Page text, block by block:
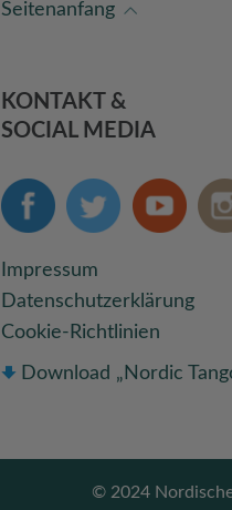
Seitenanfang
KONTAKT &
SOCIAL MEDIA
Impressum
Datenschutzerklärung
Cookie-Richtlinien
Download „Nordic
© 2024